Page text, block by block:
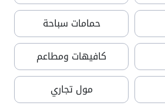
حمامات سباحة
كافيهات ومطاعم
مول تجاري